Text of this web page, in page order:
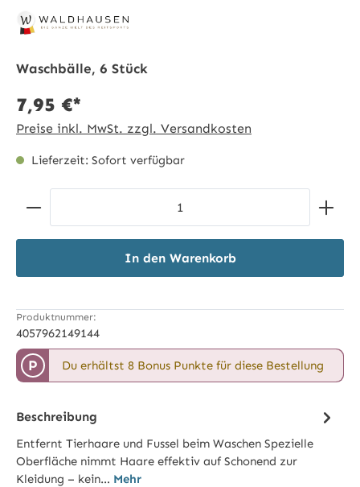
Waschbälle, 6 Stück
7,95 €*
Preise inkl. MwSt. zzgl. Versandkosten
Lieferzeit: Sofort verfügbar
Produkt Anzahl: Gib den gewünschten Wert ein
In den Warenkorb
Produktnummer:
4057962149144
P Du erhältst 8 Bonus Punkte für diese Bestellung
Beschreibung
Entfernt Tierhaare und Fussel beim Waschen Spezielle
Oberfläche nimmt Haare effektiv auf Schonend zur
Kleidung – kein… Mehr